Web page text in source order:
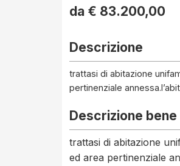
da € 83.200,00
Descrizione
trattasi di abitazione
pertinenziale
Descrizione bene
trattasi di abitazione
ed area pertinenziale